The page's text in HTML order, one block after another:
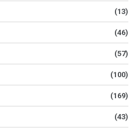
(13)
(46)
(57)
(100)
(169)
(43)